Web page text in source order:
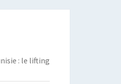
: le lifting